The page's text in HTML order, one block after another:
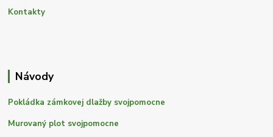
Kontakty
Návody
Pokládka zámkovej dlažby svojpomocne
Murovaný plot svojpomocne